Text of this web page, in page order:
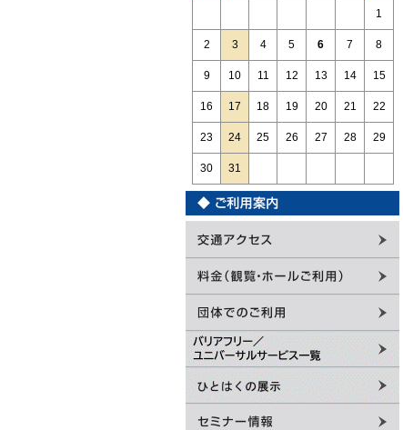
1
2 3 4 5 6 7 8
9 10 11 12 13 14 15
16 17 18 19 20 21 22
23 24 25 26 27 28 29
30 31